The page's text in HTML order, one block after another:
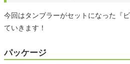
今回はタンブラーがセットになった『
ていきます！
パッケージ